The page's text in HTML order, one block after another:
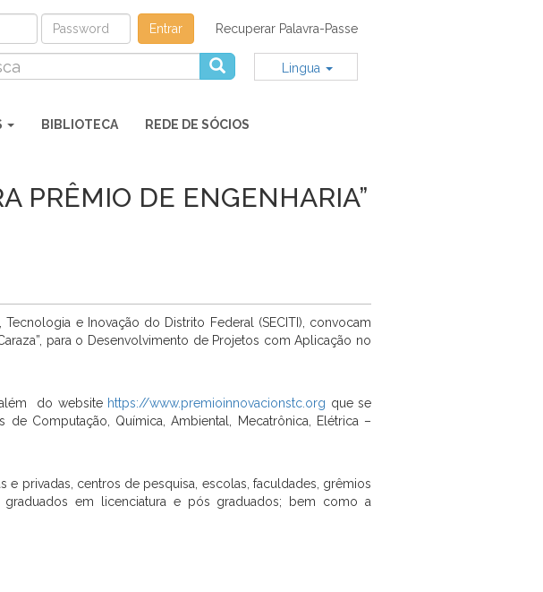
Entrar Recuperar Palavra-Passe
Lingua
BIBLIOTECA REDE DE SÓCIOS
PRÊMIO DE ENGENHARIA”
e Inovação do Distrito Federal (SECITI), convocam
para o Desenvolvimento de Projetos com Aplicação no
do website https://www.premioinnovacionstc.org que se
Computação, Química, Ambiental, Mecatrônica, Elétrica –
privadas, centros de pesquisa, escolas, faculdades, grêmios
graduados em licenciatura e pós graduados; bem como a